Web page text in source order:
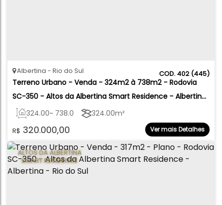
402 (445)
Terreno Urbano - Venda - 324m2 à 738m2 - Rodovia
SC-350 - Altos da Albertina Smart Residence - Albertina
- Rio do Sul
R$ 320.000,00
Albertina Rio do Sul
324.00~ 738.00 m² 324.00m²
Ver mais Detalhes
ALTOS DA ALBERTINA
SMART RESIDENCE